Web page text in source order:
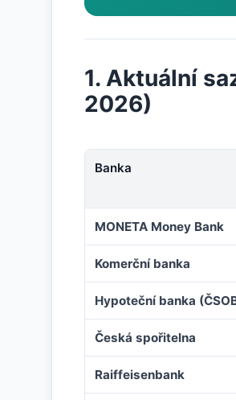
1. Aktuální
2026)
Banka
MONETA Money Bank
Komerční banka
Hypoteční banka
Česká spořitelna
Raiffeisenbank